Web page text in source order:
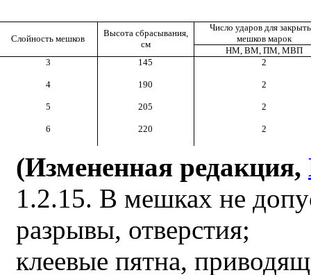
Слойность мешков
Высота сбрасывания,
см
Число ударов для
мешков марок
НМ, ВМ, ПМ, МВП
3
145 2
4 190 2
5 205 2
6 220 2
(Измененная редакция,
1.2.15. В мешках не
разрывы, отверстия;
клеевые пятна,